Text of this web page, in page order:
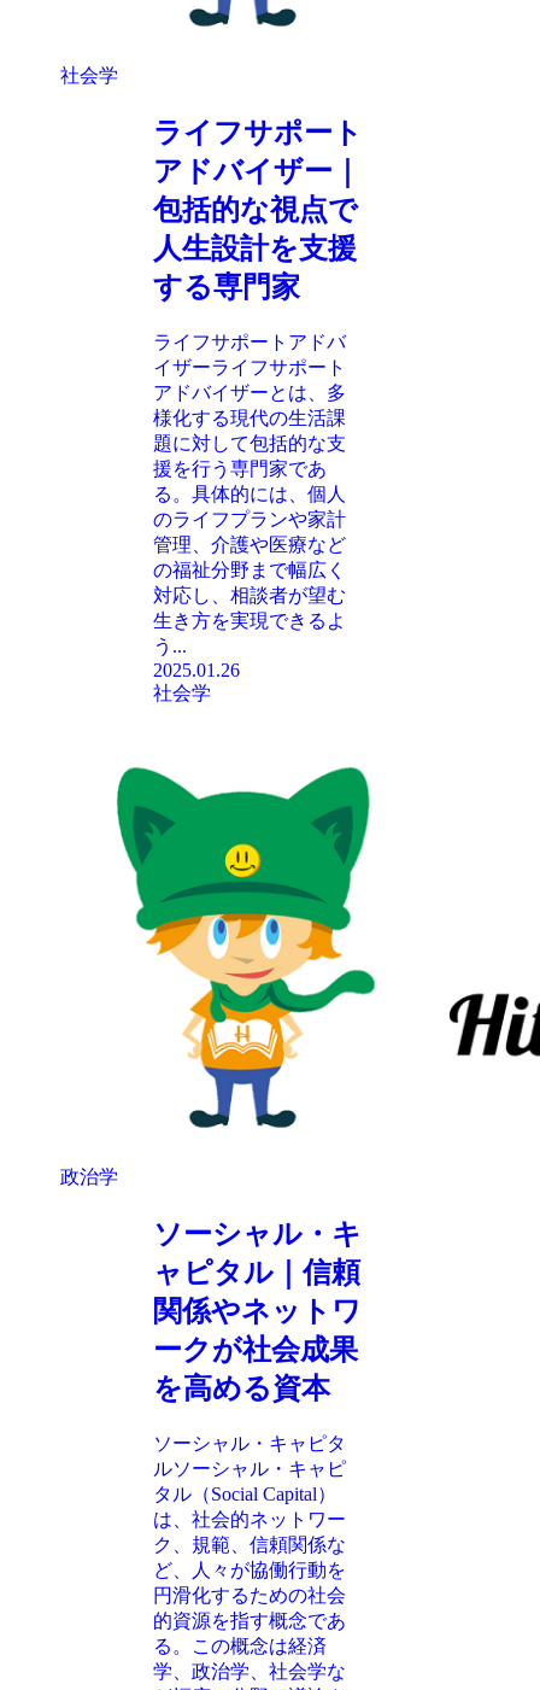
社会学
ライフサポート
アドバイザー｜
包括的な視点で
人生設計を支援
する専門家
ライフサポートアドバ
イザーライフサポート
アドバイザーとは、多
様化する現代の生活課
題に対して包括的な支
援を行う専門家であ
る。具体的には、個人
のライフプランや家計
管理、介護や医療など
の福祉分野まで幅広く
対応し、相談者が望む
生き方を実現できるよ
う...
2025.01.26
社会学
政治学
ソーシャル・キ
ャピタル｜信頼
関係やネットワ
ークが社会成果
を高める資本
ソーシャル・キャピタ
ルソーシャル・キャピ
タル（Social Capital）
は、社会的ネットワー
ク、規範、信頼関係な
ど、人々が協働行動を
円滑化するための社会
的資源を指す概念であ
る。この概念は経済
学、政治学、社会学な